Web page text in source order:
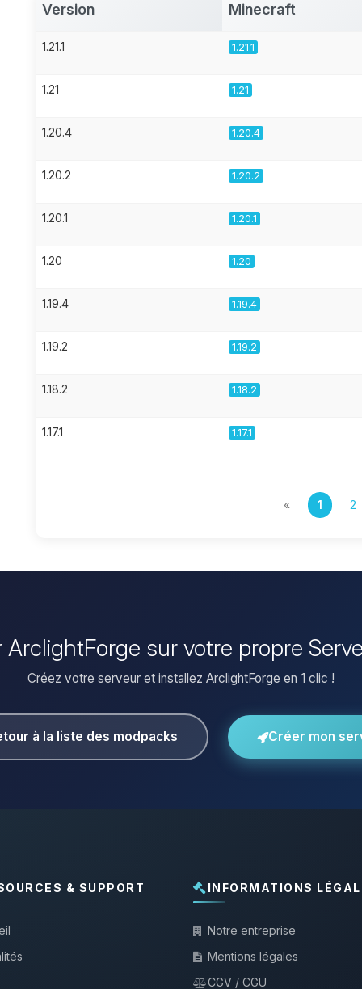
Version Minecraft
1.21.1 1.21.1
1.21 1.21
1.20.4 1.20.4
1.20.2 1.20.2
1.20.1 1.20.1
1.20 1.20
1.19.4 1.19.4
1.19.2 1.19.2
1.18.2 1.18.2
1.17.1 1.17.1
« 1 2
ArclightForge sur votre propre
Créez votre serveur et installez ArclightForge en 1 clic !
à la liste des modpacks Créer mon
& SUPPORT INFORMATIONS
Notre entreprise
Mentions légales
CGV / CGU